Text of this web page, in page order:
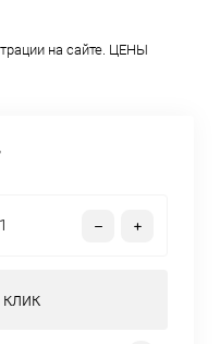
на сайте. ЦЕНЫ